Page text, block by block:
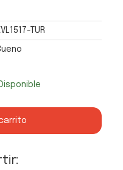
TUR
Disponible